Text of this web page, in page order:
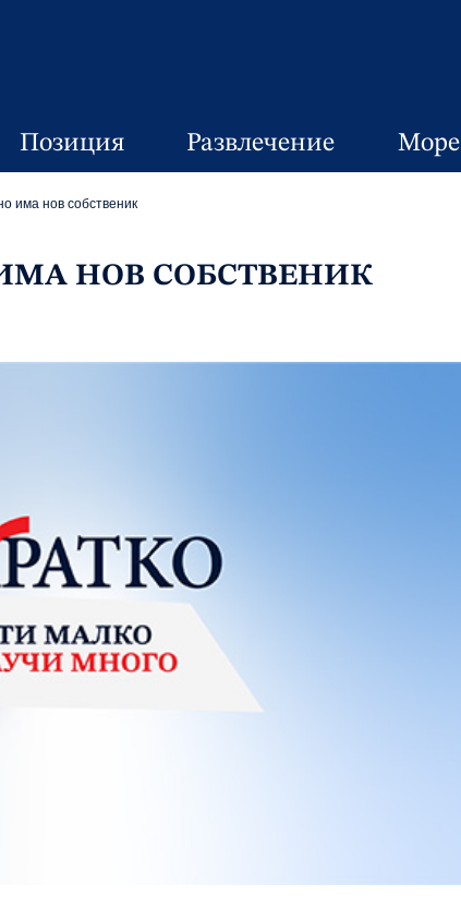
Позиция Развлечение Море
има нов собственик
НОВ СОБСТВЕНИК